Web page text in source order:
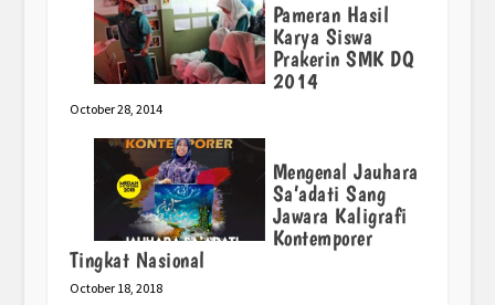
Pameran Hasil
Karya Siswa
Prakerin SMK DQ
2014
October 28, 2014
Mengenal Jauhara
Sa’adati Sang
Jawara Kaligrafi
Kontemporer
Tingkat Nasional
October 18, 2018